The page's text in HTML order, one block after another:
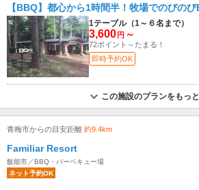
【BBQ】都心から1時間半！牧場でのびのび
1テーブル（1～６名まで）
3,600 円 ～
72ポイント～たまる！
即時予約OK
この施設のプランをもっ
青梅市からの目安距離 約9.4km
Familiar Resort
飯能市／BBQ・バーベキュー場
ネット予約OK